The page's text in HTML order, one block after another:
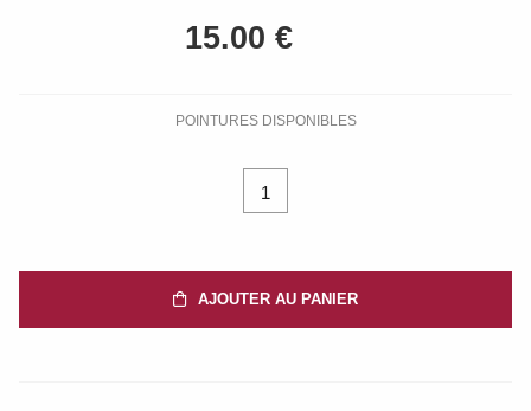
POINTURES DISPONIBLES
1
AJOUTER AU PANIER